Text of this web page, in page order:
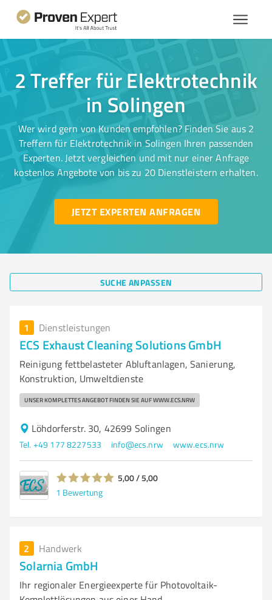
2 Treffer für Elektrotechnik
in Solingen
Wer wird gern von Kunden empfohlen? Finden Sie aus 2
Treffern für Elektrotechnik in Solingen Ihren passenden
Experten. Jetzt vergleichen und mit nur einer Anfrage
kostenlos Angebote von bis zu 20 Dienstleistern erhalten.
JETZT EXPERTEN ANFRAGEN
SUCHE ANPASSEN
1 Dienstleistungen
ECS Exhaust Cleaning Solutions GmbH
Reinigung fettbelasteter Abluftanlagen, Sanierung,
Konstruktion, Umweltdienste
UNSER KOMPLETTES ANGEBOT FINDEN SIE AUF WWW.ECS.NRW
Löhdorferstr. 30, 42699 Solingen
Tel. +49 177 8227533 info@ecs.nrw www.ecs.nrw
5,00 / 5,00
1 Bewertung
2 Handwerk
Solarnia GmbH
Ihr regionaler Energieexperte für Photovoltaik-